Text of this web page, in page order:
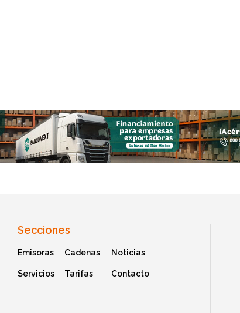
Secciones
Emisoras Cadenas Noticias
Servicios Tarifas Contacto